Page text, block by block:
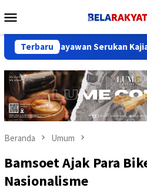
ke
Mobile
TerbaruSerukan Kajian Ilmiah
Beranda Umum
Bamsoet Ajak Para
Nasionalisme